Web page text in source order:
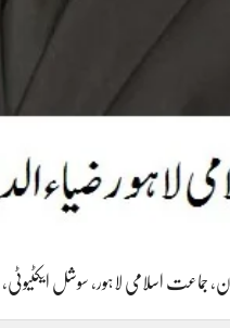
، جماعت اسلامی لاہور، سوشل ایکٹیوٹی،